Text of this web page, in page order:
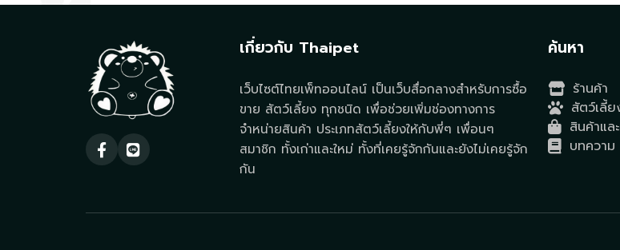
เกี่ยวกับ Thaipet
เว็บไซต์ไทยเพ็ทออนไลน์ เป็นเว็บสื่อกลางสำหรับการซื้อ
ขาย สัตว์เลี้ยง ทุกชนิด เพื่อช่วยเพิ่มช่องทางการ
จำหน่ายสินค้า ประเภทสัตว์เลี้ยงให้กับพี่ๆ เพื่อนๆ
สมาชิก ทั้งเก่าและใหม่ ทั้งที่เคยรู้จักกันและยังไม่เคยรู้จัก
กัน
ค้นหา
ร้านค้า
สัตว์เลี้ย
สินค้าแ
บทความ